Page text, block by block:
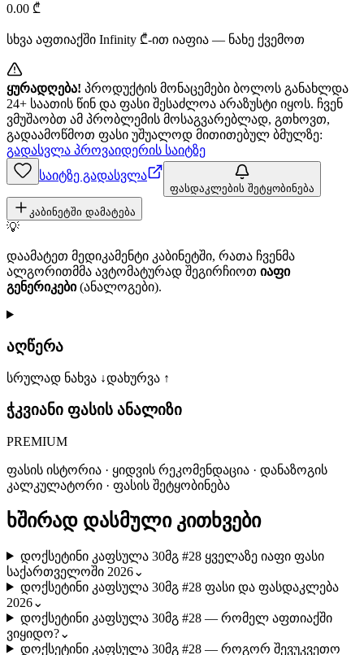
0.00 ₾
სხვა აფთიაქში Infinity ₾-ით იაფია — ნახე ქვემოთ
ყურადღება! პროდუქტის მონაცემები ბოლოს განახლდა
24+ საათის წინ და ფასი შესაძლოა არაზუსტი იყოს. ჩვენ
ვმუშაობთ ამ პრობლემის მოსაგვარებლად, გთხოვთ,
გადაამოწმოთ ფასი უშუალოდ მითითებულ ბმულზე:
გადასვლა პროვაიდერის საიტზე
საიტზე გადასვლა
ფასდაკლების შეტყობინება
კაბინეტში დამატება
💡
დაამატეთ მედიკამენტი კაბინეტში, რათა ჩვენმა
ალგორითმმა ავტომატურად შეგირჩიოთ იაფი
გენერიკები(ანალოგები).
აღწერა
სრულად ნახვა ↓დახურვა ↑
ჭკვიანი ფასის ანალიზი
PREMIUM
ფასის ისტორია · ყიდვის რეკომენდაცია · დანაზოგის
კალკულატორი · ფასის შეტყობინება
ხშირად დასმული კითხვები
დოქსეტინი კაფსულა 30მგ #28 ყველაზე იაფი ფასი
საქართველოში 2026⌄
დოქსეტინი კაფსულა 30მგ #28 ფასი და ფასდაკლება
2026⌄
დოქსეტინი კაფსულა 30მგ #28 — რომელ აფთიაქში
ვიყიდო?⌄
დოქსეტინი კაფსულა 30მგ #28 — როგორ შევუკვეთო